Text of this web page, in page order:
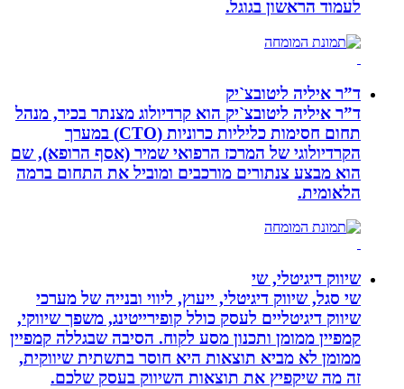
לעמוד הראשון בגוגל.
ד”ר איליה ליטובצ`יק
ד”ר איליה ליטובצ`יק הוא קרדיולוג מצנתר בכיר, מנהל
תחום חסימות כליליות כרוניות (CTO) במערך
הקרדיולוגי של המרכז הרפואי שמיר (אסף הרופא), שם
הוא מבצע צנתורים מורכבים ומוביל את התחום ברמה
הלאומית.
שיווק דיגיטלי, שי
שי סגל, שיווק דיגיטלי, ייעוץ, ליווי ובנייה של מערכי
שיווק דיגיטליים לעסק כולל קופירייטינג, משפך שיווקי,
קמפיין ממומן ותכנון מסע לקוח. הסיבה שבגללה קמפיין
ממומן לא מביא תוצאות היא חוסר בתשתית שיווקית,
זה מה שיקפיץ את תוצאות השיווק בעסק שלכם.